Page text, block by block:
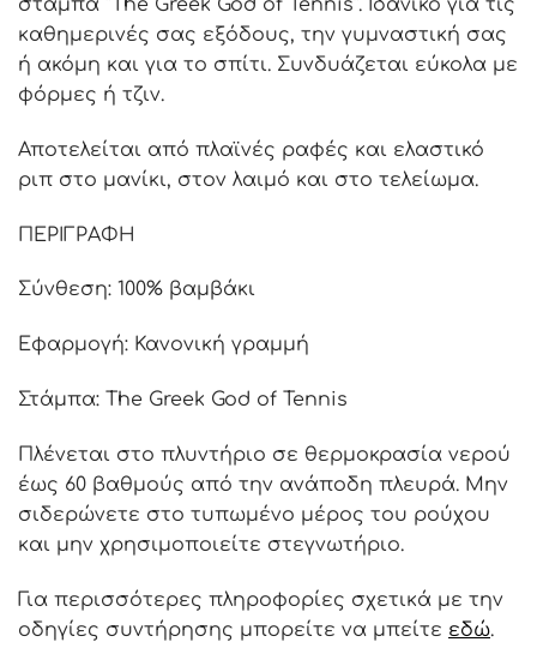
στάμπα “The Greek God of Tennis”. Ιδανικό για τις
καθημερινές σας εξόδους, την γυμναστική σας
ή ακόμη και για το σπίτι. Συνδυάζεται εύκολα με
φόρμες ή τζιν.
Αποτελείται από πλαϊνές ραφές και ελαστικό
ριπ στο μανίκι, στον λαιμό και στο τελείωμα.
ΠΕΡΙΓΡΑΦΗ
Σύνθεση: 100% βαμβάκι
Εφαρμογή: Κανονική γραμμή
Στάμπα: The Greek God of Tennis
Πλένεται στο πλυντήριο σε θερμοκρασία νερού
έως 60 βαθμούς από την ανάποδη πλευρά. Μην
σιδερώνετε στο τυπωμένο μέρος του ρούχου
και μην χρησιμοποιείτε στεγνωτήριο.
Για περισσότερες πληροφορίες σχετικά με την
οδηγίες συντήρησης μπορείτε να μπείτε εδώ.